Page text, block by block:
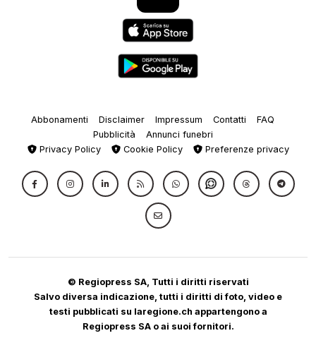
Abbonamenti Disclaimer Impressum Contatti
FAQ
Pubblicità
Annunci funebri
Privacy Policy
Cookie Policy Preferenze privacy
© Regiopress SA, Tutti i diritti riservati
Salvo diversa indicazione, tutti i diritti di foto, video e
testi pubblicati su laregione.ch appartengono a
Regiopress SA o ai suoi fornitori.